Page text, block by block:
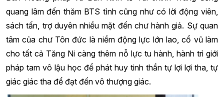
quang lâm đến thăm BTS tỉnh cũng như có lời động viên,
sách tấn, trợ duyên nhiều mặt đến chư hành giả. Sự quan
tâm của chư Tôn đức là niềm động lực lớn lao, cổ vũ làm
cho tất cả Tăng Ni càng thêm nỗ lực tu hành, hành trì giới
pháp tam vô lậu học để phát huy tinh thần tự lợi lợi tha, tự
giác giác tha để đạt đến vô thượng giác.